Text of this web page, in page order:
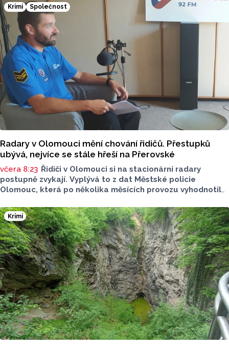
Krimi Společnost
Radary v Olomouci mění chování řidičů. Přestupků
ubývá, nejvíce se stále hřeší na Přerovské
včera 8:23 Řidiči v Olomouci si na stacionární radary
postupně zvykají. Vyplývá to z dat Městské policie
Olomouc, která po několika měsících provozu vyhodnotila
zaznamenaných přestupků zde oproti prvním měsícům
výrazně klesl, v některých lokalitách až o polovinu.
O dopravě, ale i o případech, která musela Městská
policie Olomouc (MPO) řešit mluvil v pocastu Radia
Metropole s Tomášem Gottwaldem mluvčí MPO Petr
Čunderle.
Krimi